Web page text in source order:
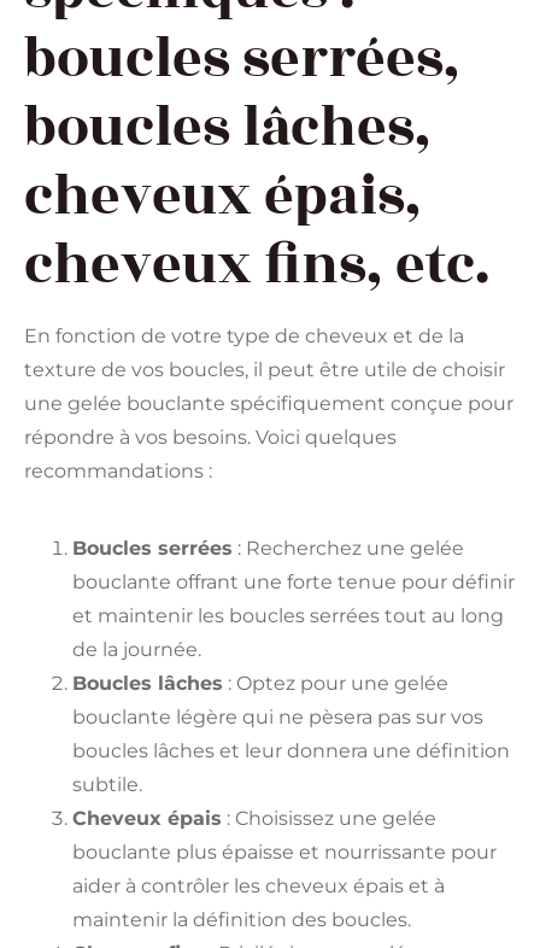
boucles serrées,
boucles lâches,
cheveux épais,
cheveux fins, etc.
En fonction de votre type de cheveux et de la
texture de vos boucles, il peut être utile de choisir
une gelée bouclante spécifiquement conçue pour
répondre à vos besoins. Voici quelques
recommandations :
Boucles serrées : Recherchez une gelée
bouclante offrant une forte tenue pour définir
et maintenir les boucles serrées tout au long
de la journée.
Boucles lâches : Optez pour une gelée
bouclante légère qui ne pèsera pas sur vos
boucles lâches et leur donnera une définition
subtile.
Cheveux épais : Choisissez une gelée
bouclante plus épaisse et nourrissante pour
aider à contrôler les cheveux épais et à
maintenir la définition des boucles.